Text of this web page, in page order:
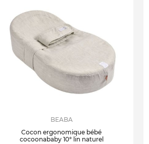
BEABA
Cocon ergonomique bébé
cocoonababy 10° lin naturel